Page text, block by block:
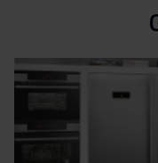
och